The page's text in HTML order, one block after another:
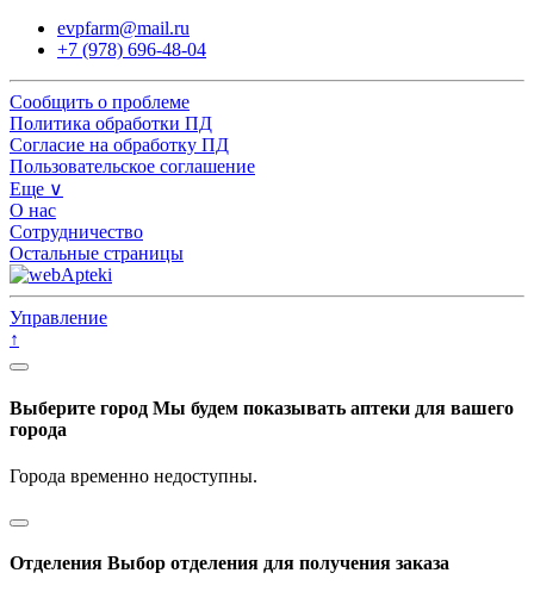
evpfarm@mail.ru
+7 (978) 696-48-04
Сообщить о проблеме
Политика обработки ПД
Согласие на обработку ПД
Пользовательское соглашение
Еще ∨
О нас
Сотрудничество
Остальные страницы
Управление
↑
Выберите город Мы будем показывать аптеки для вашего
города
Города временно недоступны.
Отделения Выбор отделения для получения заказа